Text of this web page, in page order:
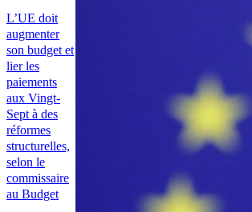
L’UE doit
augmenter
son budget et
lier les
paiements
aux Vingt-
Sept à des
réformes
structurelles,
selon le
commissaire
au Budget